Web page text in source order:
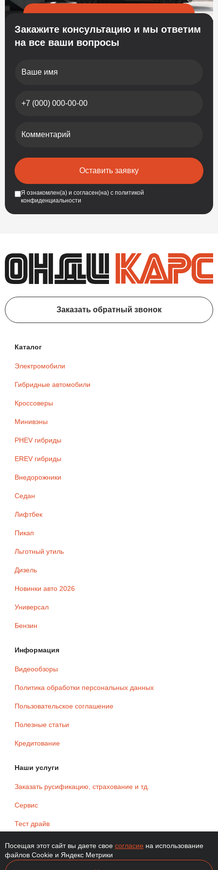
Закажите консультацию и мы ответим
на все ваши вопросы
Оставить заявку
Я ознакомлен(а) и согласен(на) с политикой
конфиденциальности
Заказать обратный звонок
Каталог
Электромобили
Гибридные автомобили
Кроссоверы
Минивэны
PHEV гибриды
EREV гибриды
Внедорожники
Седан
Лифтбек
Пикап
Льготный утиль
Дизель
Новинки авто 2026
Универсал
Бензин
Информация
Видеообзоры
Политика обработки персональных данных
Пользовательское соглашение
Полезные статьи
Кредитование
Наши услуги
Заказать русификацию, страхование и тд.
Сервис
Тест драйв
Посещая этот сайт вы даете свое согласие на использование
файлов Cookie и Яндекс Метрики